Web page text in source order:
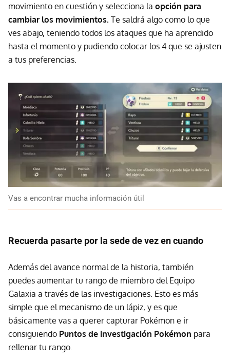
movimiento en cuestión y selecciona la opción para
cambiar los movimientos. Te saldrá algo como lo que
ves abajo, teniendo todos los ataques que ha aprendido
hasta el momento y pudiendo colocar los 4 que se ajusten
a tus preferencias.
Vas a encontrar mucha información útil
Recuerda pasarte por la sede de vez en cuando
Además del avance normal de la historia, también
puedes aumentar tu rango de miembro del Equipo
Galaxia a través de las investigaciones. Esto es más
simple que el mecanismo de un lápiz, y es que
básicamente vas a querer capturar Pokémon e ir
consiguiendo Puntos de investigación Pokémon para
rellenar tu rango.